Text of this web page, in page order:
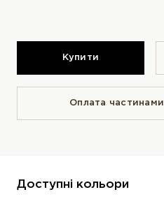
Купити
Оплата частинами
Доступні кольори